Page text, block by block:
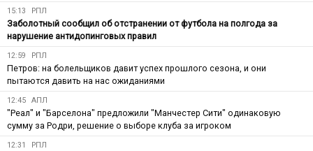
15:13 РПЛ
Заболотный сообщил об отстранении от футбола на полгода за
нарушение антидопинговых правил
12:59 РПЛ
Петров: на болельщиков давит успех прошлого сезона, и они
пытаются давить на нас ожиданиями
12:45 АПЛ
"Реал" и "Барселона" предложили "Манчестер Сити" одинаковую
сумму за Родри, решение о выборе клуба за игроком
12:31 РПЛ